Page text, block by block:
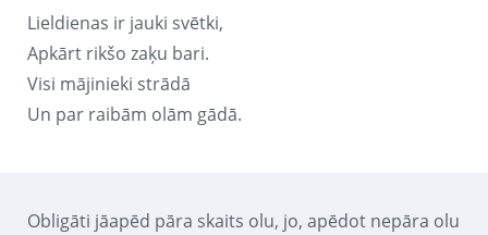
Lieldienas ir jauki svētki,
Apkārt rikšo zaķu bari.
Visi mājinieki strādā
Un par raibām olām gādā.
Obligāti jāapēd pāra skaits olu, jo, apēdot nepāra olu